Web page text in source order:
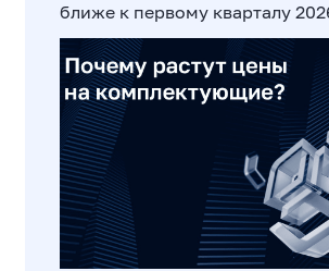
ближе к первому кварталу